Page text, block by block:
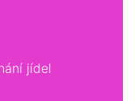
jídel